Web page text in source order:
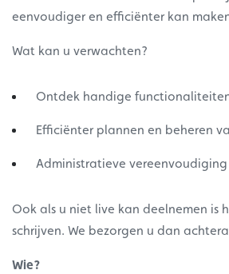
eenvoudiger en efficiënter kan
Wat kan u verwachten?
Ontdek handige
Efficiënter plannen en beheren
Administratieve vereenvoudiging
Ook als u niet live kan deelnemen is
schrijven. We bezorgen u dan
Wie?